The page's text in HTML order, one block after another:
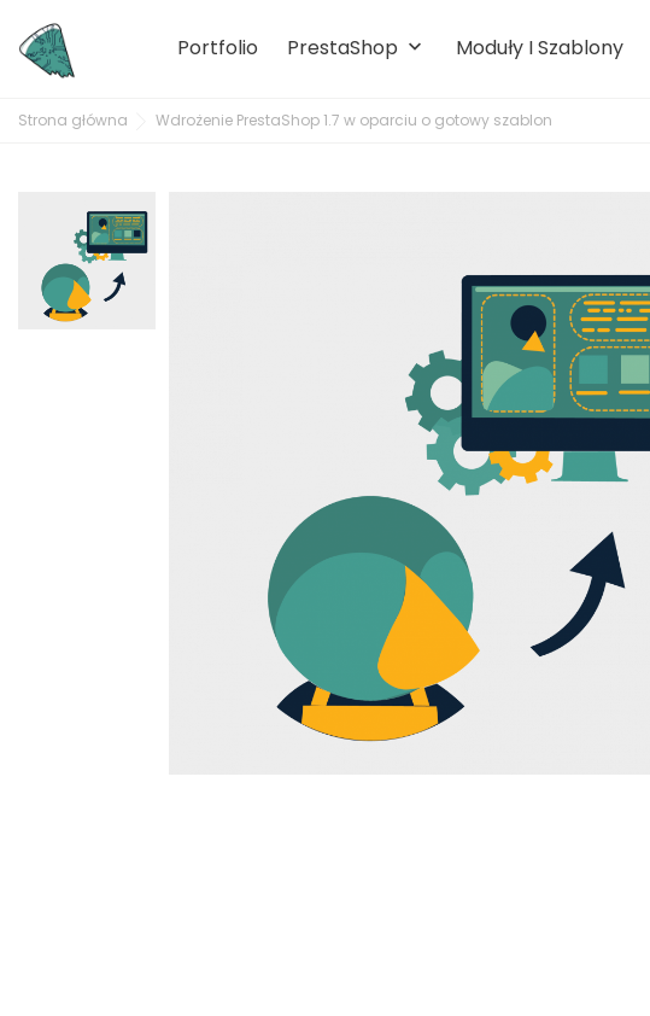
Portfolio PrestaShop keyboard_arrow_down Moduły I Szablony
Strona główna Wdrożenie PrestaShop 1.7 w oparciu o gotowy szablon